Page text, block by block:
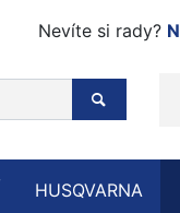
Nevíte si rady?
Hledaný
HUSQVARNA